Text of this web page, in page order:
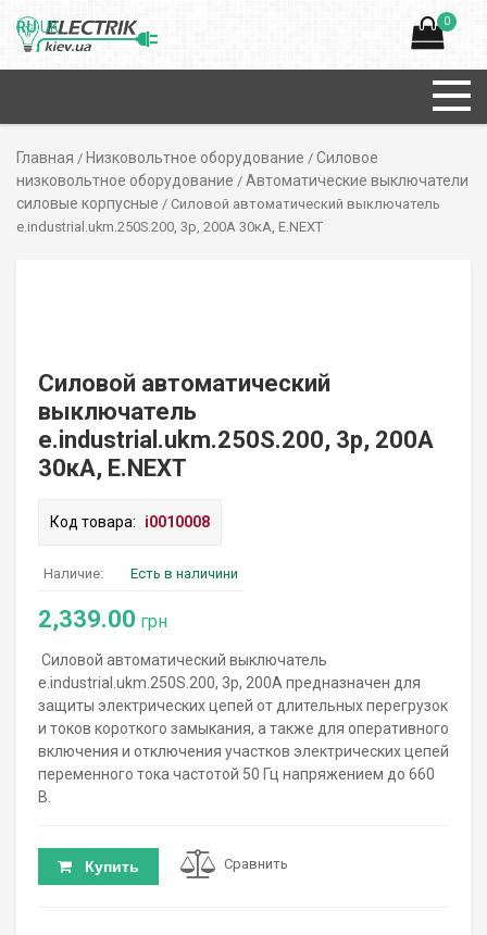
0
Главная / Низковольтное оборудование / Силовое
низковольтное оборудование / Автоматические выключатели
силовые корпусные / Силовой автоматический выключатель
e.industrial.ukm.250S.200, 3р, 200А 30кА, E.NEXT
Силовой автоматический
выключатель
e.industrial.ukm.250S.200, 3р, 200А
30кА, E.NEXT
Код товара: i0010008
Наличие: Есть в наличини
2,339.00 грн
Силовой автоматический выключатель
e.industrial.ukm.250S.200, 3р, 200А предназначен для
защиты электрических цепей от длительных перегрузок
и токов короткого замыкания, а также для оперативного
включения и отключения участков электрических цепей
переменного тока частотой 50 Гц напряжением до 660
В.
Купить Сравнить
RUUK